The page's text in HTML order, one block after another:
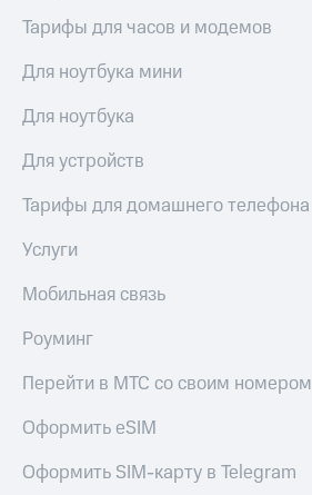
Тарифы для часов и модемов
Для ноутбука мини
Для ноутбука
Для устройств
Тарифы для домашнего телефона
Услуги
Мобильная связь
Роуминг
Перейти в МТС со своим номером
Оформить eSIM
Оформить SIM-карту в Telegram